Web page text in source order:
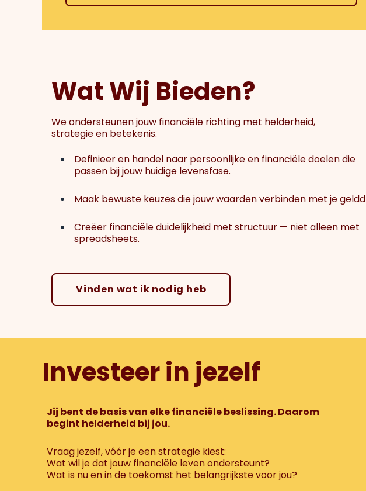
Wat Wij Bieden?
We ondersteunen jouw financiële richting met helderheid,
strategie en betekenis.
Definieer en handel naar persoonlijke en financiële doelen die
passen bij jouw huidige levensfase.
Maak bewuste keuzes die jouw waarden verbinden met je geldd
Creëer financiële duidelijkheid met structuur — niet alleen met
spreadsheets.
Vinden wat ik nodig heb
Investeer in jezelf
Jij bent de basis van elke financiële beslissing. Daarom
begint helderheid bij jou.
Vraag jezelf, vóór je een strategie kiest:
Wat wil je dat jouw financiële leven ondersteunt?
Wat is nu en in de toekomst het belangrijkste voor jou?